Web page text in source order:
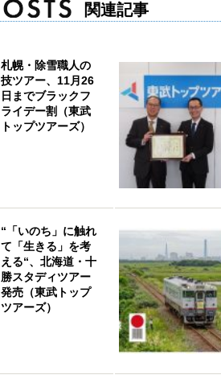
関連記事
札幌・除雪職人の
技ツアー、11月26
日までブラックフ
ライデー割（東武
トップツアーズ）
“「いのち」に触れ
て「生きる」を考
える“、北海道・十
勝スタディツアー
発売（東武トップ
ツアーズ）